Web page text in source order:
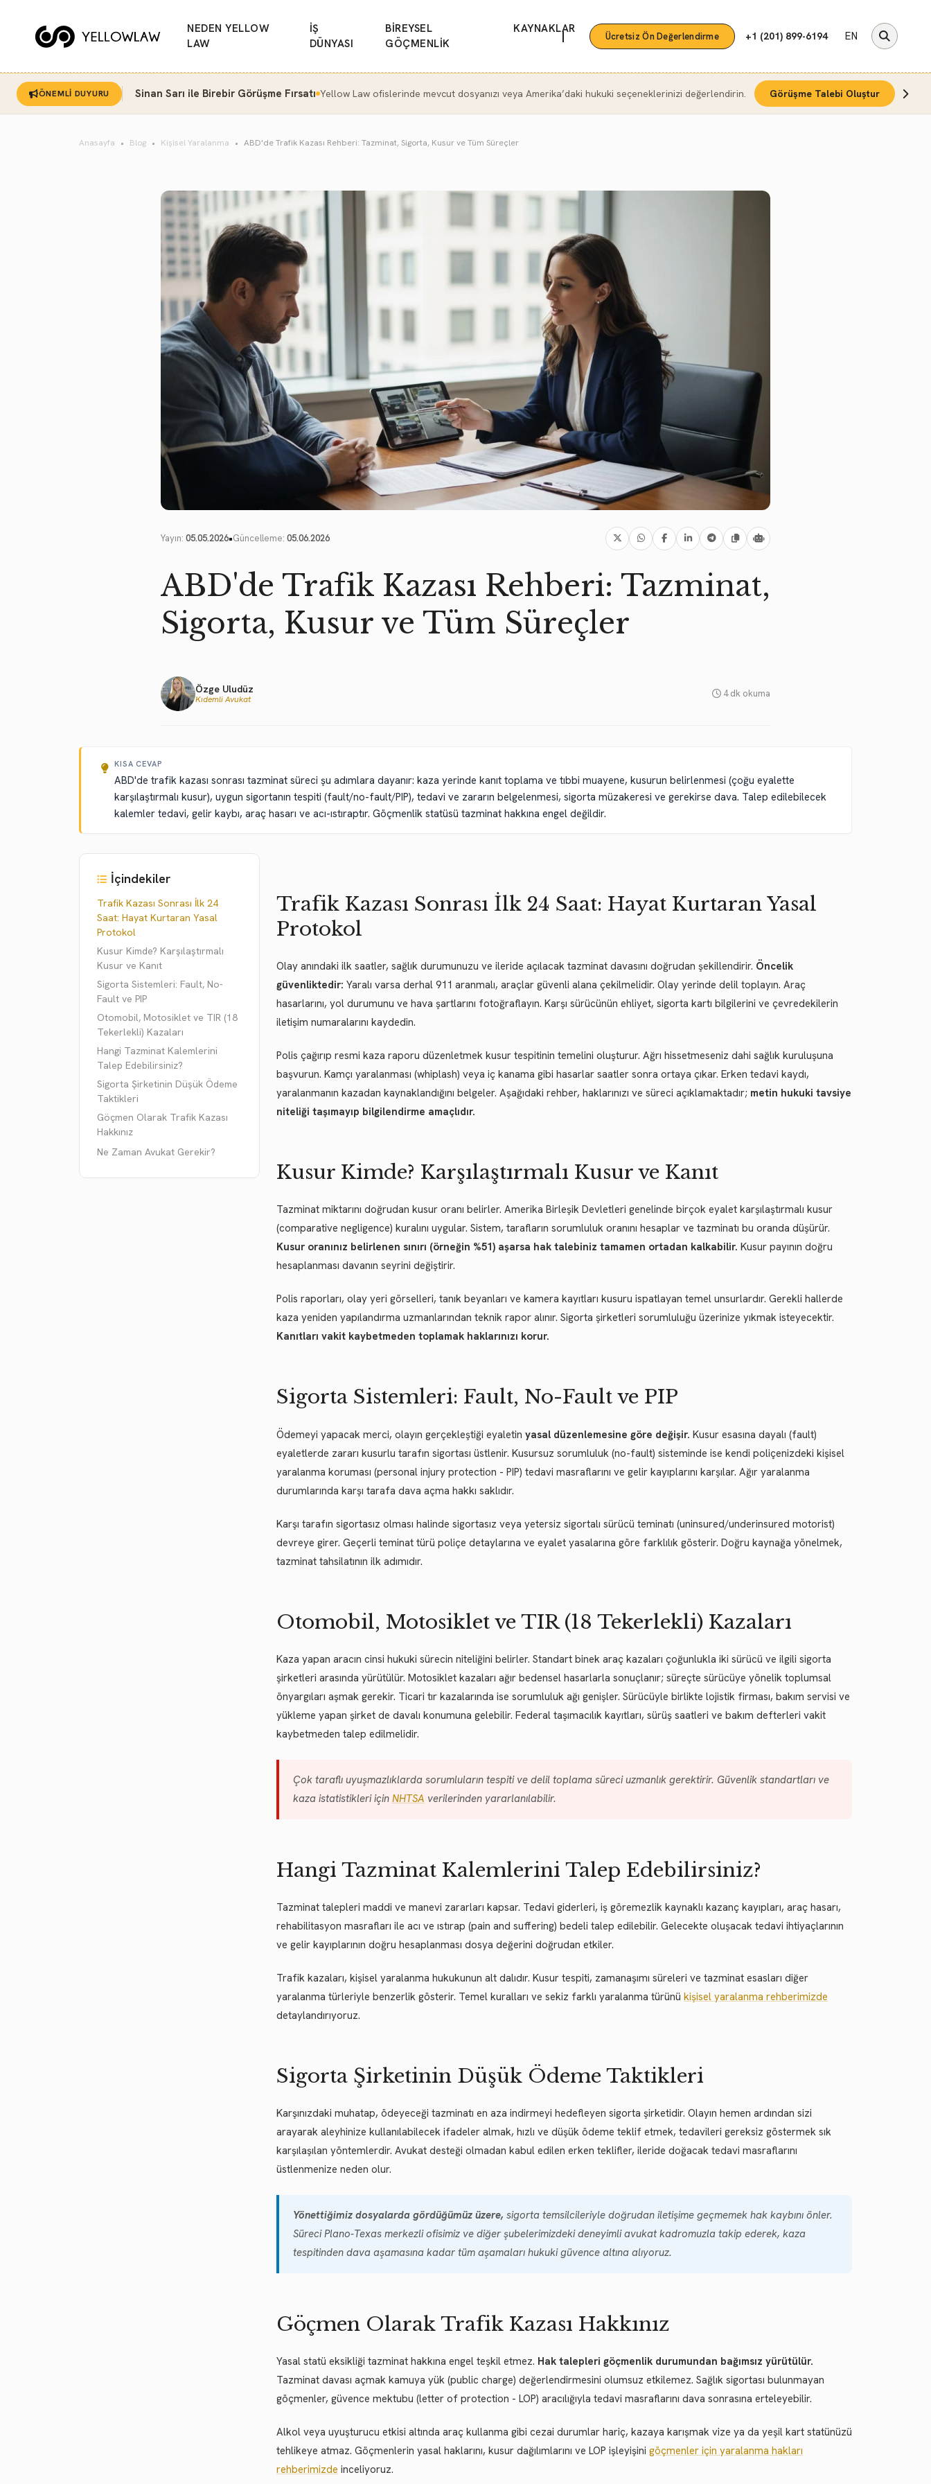
NEDEN YELLOW
LAW
İŞ
DÜNYASI
BİREYSEL
GÖÇMENLİK
KAYNAKLAR
| Ücretsiz Ön Değerlendirme +1 (201) 899-6194 EN
ÖNEMLİ DUYURU Sinan Sarı ile Birebir Görüşme Fırsatı Yellow Law ofislerinde mevcut dosyanızı veya Amerika’daki hukuki seçeneklerinizi değerlendirin. Görüşme Talebi Oluştur
Anasayfa Blog Kişisel Yaralanma ABD'de Trafik Kazası Rehberi: Tazminat, Sigorta, Kusur ve Tüm Süreçler
Yayın: 05.05.2026•Güncelleme: 05.06.2026
ABD'de Trafik Kazası Rehberi: Tazminat,
Sigorta, Kusur ve Tüm Süreçler
Özge Uludüz
Kıdemli Avukat 4 dk okuma
KISA CEVAP
ABD'de trafik kazası sonrası tazminat süreci şu adımlara dayanır: kaza yerinde kanıt toplama ve tıbbi muayene, kusurun belirlenmesi (çoğu eyalette
karşılaştırmalı kusur), uygun sigortanın tespiti (fault/no-fault/PIP), tedavi ve zararın belgelenmesi, sigorta müzakeresi ve gerekirse dava. Talep edilebilecek
kalemler tedavi, gelir kaybı, araç hasarı ve acı-ıstıraptır. Göçmenlik statüsü tazminat hakkına engel değildir.
İçindekiler
Trafik Kazası Sonrası İlk 24
Saat: Hayat Kurtaran Yasal
Protokol
Kusur Kimde? Karşılaştırmalı
Kusur ve Kanıt
Sigorta Sistemleri: Fault, No-
Fault ve PIP
Otomobil, Motosiklet ve TIR (18
Tekerlekli) Kazaları
Hangi Tazminat Kalemlerini
Talep Edebilirsiniz?
Sigorta Şirketinin Düşük Ödeme
Taktikleri
Göçmen Olarak Trafik Kazası
Hakkınız
Ne Zaman Avukat Gerekir?
Trafik Kazası Sonrası İlk 24 Saat: Hayat Kurtaran Yasal
Protokol
Olay anındaki ilk saatler, sağlık durumunuzu ve ileride açılacak tazminat davasını doğrudan şekillendirir. Öncelik
güvenliktedir: Yaralı varsa derhal 911 aranmalı, araçlar güvenli alana çekilmelidir. Olay yerinde delil toplayın. Araç
hasarlarını, yol durumunu ve hava şartlarını fotoğraflayın. Karşı sürücünün ehliyet, sigorta kartı bilgilerini ve çevredekilerin
iletişim numaralarını kaydedin.
Polis çağırıp resmi kaza raporu düzenletmek kusur tespitinin temelini oluşturur. Ağrı hissetmeseniz dahi sağlık kuruluşuna
başvurun. Kamçı yaralanması (whiplash) veya iç kanama gibi hasarlar saatler sonra ortaya çıkar. Erken tedavi kaydı,
yaralanmanın kazadan kaynaklandığını belgeler. Aşağıdaki rehber, haklarınızı ve süreci açıklamaktadır; metin hukuki tavsiye
niteliği taşımayıp bilgilendirme amaçlıdır.
Kusur Kimde? Karşılaştırmalı Kusur ve Kanıt
Tazminat miktarını doğrudan kusur oranı belirler. Amerika Birleşik Devletleri genelinde birçok eyalet karşılaştırmalı kusur
(comparative negligence) kuralını uygular. Sistem, tarafların sorumluluk oranını hesaplar ve tazminatı bu oranda düşürür.
Kusur oranınız belirlenen sınırı (örneğin %51) aşarsa hak talebiniz tamamen ortadan kalkabilir. Kusur payının doğru
hesaplanması davanın seyrini değiştirir.
Polis raporları, olay yeri görselleri, tanık beyanları ve kamera kayıtları kusuru ispatlayan temel unsurlardır. Gerekli hallerde
kaza yeniden yapılandırma uzmanlarından teknik rapor alınır. Sigorta şirketleri sorumluluğu üzerinize yıkmak isteyecektir.
Kanıtları vakit kaybetmeden toplamak haklarınızı korur.
Sigorta Sistemleri: Fault, No-Fault ve PIP
Ödemeyi yapacak merci, olayın gerçekleştiği eyaletin yasal düzenlemesine göre değişir. Kusur esasına dayalı (fault)
eyaletlerde zararı kusurlu tarafın sigortası üstlenir. Kusursuz sorumluluk (no-fault) sisteminde ise kendi poliçenizdeki kişisel
yaralanma koruması (personal injury protection - PIP) tedavi masraflarını ve gelir kayıplarını karşılar. Ağır yaralanma
durumlarında karşı tarafa dava açma hakkı saklıdır.
Karşı tarafın sigortasız olması halinde sigortasız veya yetersiz sigortalı sürücü teminatı (uninsured/underinsured motorist)
devreye girer. Geçerli teminat türü poliçe detaylarına ve eyalet yasalarına göre farklılık gösterir. Doğru kaynağa yönelmek,
tazminat tahsilatının ilk adımıdır.
Otomobil, Motosiklet ve TIR (18 Tekerlekli) Kazaları
Kaza yapan aracın cinsi hukuki sürecin niteliğini belirler. Standart binek araç kazaları çoğunlukla iki sürücü ve ilgili sigorta
şirketleri arasında yürütülür. Motosiklet kazaları ağır bedensel hasarlarla sonuçlanır; süreçte sürücüye yönelik toplumsal
önyargıları aşmak gerekir. Ticari tır kazalarında ise sorumluluk ağı genişler. Sürücüyle birlikte lojistik firması, bakım servisi ve
yükleme yapan şirket de davalı konumuna gelebilir. Federal taşımacılık kayıtları, sürüş saatleri ve bakım defterleri vakit
kaybetmeden talep edilmelidir.
Çok taraflı uyuşmazlıklarda sorumluların tespiti ve delil toplama süreci uzmanlık gerektirir. Güvenlik standartları ve
kaza istatistikleri için NHTSA verilerinden yararlanılabilir.
Hangi Tazminat Kalemlerini Talep Edebilirsiniz?
Tazminat talepleri maddi ve manevi zararları kapsar. Tedavi giderleri, iş göremezlik kaynaklı kazanç kayıpları, araç hasarı,
rehabilitasyon masrafları ile acı ve ıstırap (pain and suffering) bedeli talep edilebilir. Gelecekte oluşacak tedavi ihtiyaçlarının
ve gelir kayıplarının doğru hesaplanması dosya değerini doğrudan etkiler.
Trafik kazaları, kişisel yaralanma hukukunun alt dalıdır. Kusur tespiti, zamanaşımı süreleri ve tazminat esasları diğer
yaralanma türleriyle benzerlik gösterir. Temel kuralları ve sekiz farklı yaralanma türünü kişisel yaralanma rehberimizde
detaylandırıyoruz.
Sigorta Şirketinin Düşük Ödeme Taktikleri
Karşınızdaki muhatap, ödeyeceği tazminatı en aza indirmeyi hedefleyen sigorta şirketidir. Olayın hemen ardından sizi
arayarak aleyhinize kullanılabilecek ifadeler almak, hızlı ve düşük ödeme teklif etmek, tedavileri gereksiz göstermek sık
karşılaşılan yöntemlerdir. Avukat desteği olmadan kabul edilen erken teklifler, ileride doğacak tedavi masraflarını
üstlenmenize neden olur.
Yönettiğimiz dosyalarda gördüğümüz üzere, sigorta temsilcileriyle doğrudan iletişime geçmemek hak kaybını önler.
Süreci Plano-Texas merkezli ofisimiz ve diğer şubelerimizdeki deneyimli avukat kadromuzla takip ederek, kaza
tespitinden dava aşamasına kadar tüm aşamaları hukuki güvence altına alıyoruz.
Göçmen Olarak Trafik Kazası Hakkınız
Yasal statü eksikliği tazminat hakkına engel teşkil etmez. Hak talepleri göçmenlik durumundan bağımsız yürütülür.
Tazminat davası açmak kamuya yük (public charge) değerlendirmesini olumsuz etkilemez. Sağlık sigortası bulunmayan
göçmenler, güvence mektubu (letter of protection - LOP) aracılığıyla tedavi masraflarını dava sonrasına erteleyebilir.
Alkol veya uyuşturucu etkisi altında araç kullanma gibi cezai durumlar hariç, kazaya karışmak vize ya da yeşil kart statünüzü
tehlikeye atmaz. Göçmenlerin yasal haklarını, kusur dağılımlarını ve LOP işleyişini göçmenler için yaralanma hakları
rehberimizde inceliyoruz.